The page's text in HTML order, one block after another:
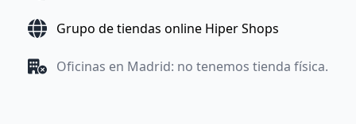
Grupo de tiendas online Hiper Shops
Oficinas en Madrid: no tenemos tienda física.